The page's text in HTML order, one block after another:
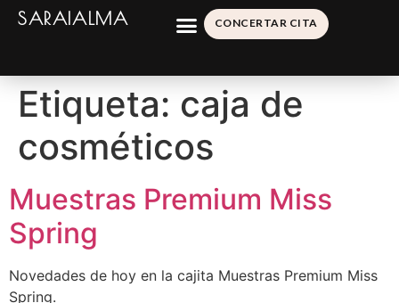
SARAIALMA CONCERTAR CITA
Etiqueta: caja de
cosméticos
Muestras Premium Miss
Spring
Novedades de hoy en la cajita Muestras Premium Miss
Spring.